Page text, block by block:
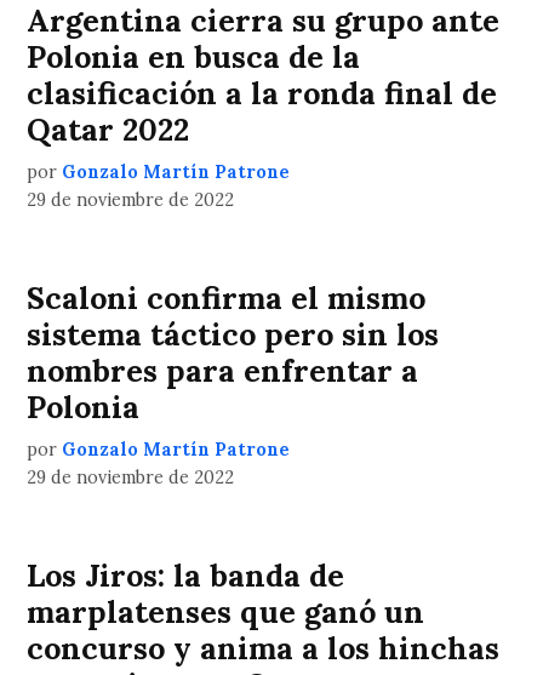
Argentina cierra su grupo ante
Polonia en busca de la
clasificación a la ronda final de
Qatar 2022
por Gonzalo Martín Patrone
29 de noviembre de 2022
Scaloni confirma el mismo
sistema táctico pero sin los
nombres para enfrentar a
Polonia
por Gonzalo Martín Patrone
29 de noviembre de 2022
Los Jiros: la banda de
marplatenses que ganó un
concurso y anima a los hinchas